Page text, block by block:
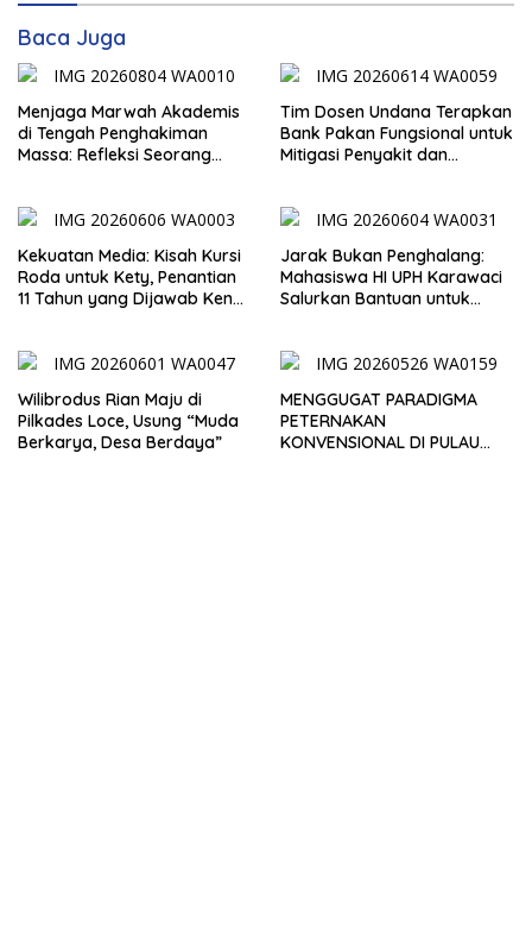
Baca Juga
Menjaga Marwah Akademis
di Tengah Penghakiman
Massa: Refleksi Seorang
Tim Dosen Undana Terapkan
Bank Pakan Fungsional untuk
Mitigasi Penyakit dan
Kekuatan Media: Kisah Kursi
Roda untuk Kety, Penantian
11 Tahun yang Dijawab Ken
Jarak Bukan Penghalang:
Mahasiswa HI UPH Karawaci
Salurkan Bantuan untuk
Wilibrodus Rian Maju di
Pilkades Loce, Usung “Muda
Berkarya, Desa Berdaya”
MENGGUGAT PARADIGMA
PETERNAKAN
KONVENSIONAL DI PULAU